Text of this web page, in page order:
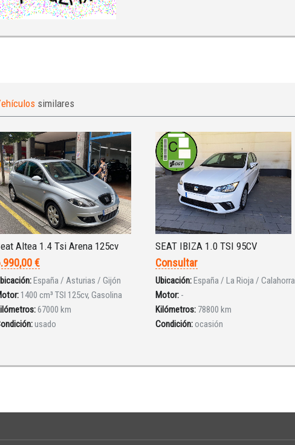
similares
Altea 1.4 Tsi Arena 125cv
€
España / Asturias / Gijón
1400 cm³ TSI 125cv, Gasolina
67000 km
usado
SEAT IBIZA 1.0 TSI 95CV
Consultar
Ubicación:España / La Rioja / Calahorra
Motor: -
Kilómetros: 78800 km
Condición:ocasión